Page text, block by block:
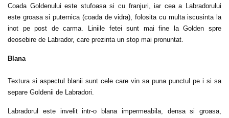
Coada Goldenului este stufoasa si cu franjuri, iar cea a Labradorului
este groasa si puternica (coada de vidra), folosita cu multa iscusinta la
inot pe post de carma. Liniile fetei sunt mai fine la Golden spre
deosebire de Labrador, care prezinta un stop mai pronuntat.
Blana
Textura si aspectul blanii sunt cele care vin sa puna punctul pe i si sa
separe Goldenii de Labradori.
Labradorul este invelit intr-o blana impermeabila, densa si groasa,